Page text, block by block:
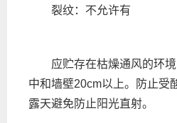
裂纹：不允许有
应贮存在枯燥通风的环境
中和墙壁20cm以上。防止受
露天避免防止阳光直射。